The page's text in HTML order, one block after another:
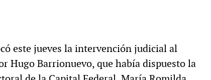
este jueves la intervención judicial al
Hugo Barrionuevo, que había dispuesto la